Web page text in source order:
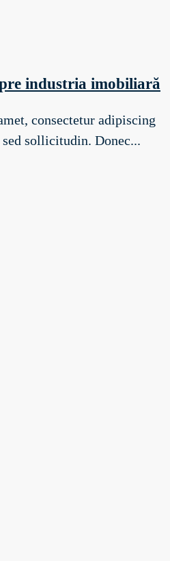
industria imobiliară
consectetur adipiscing
sollicitudin. Donec...